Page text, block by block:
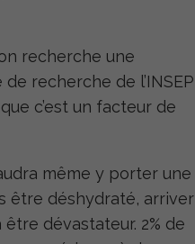
recherche une
recherche de l’INSEP
c’est un facteur de
même y porter une
être déshydraté, arriver
dévastateur. 2% de